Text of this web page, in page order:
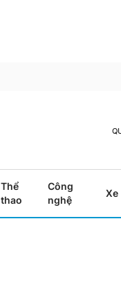
Thể
thao
Công
nghệ
Xe